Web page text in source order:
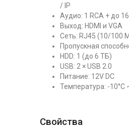
/ IP
Аудио: 1 RCA + до
Выход: HDMI и VGA
Сеть: RJ45 (10/100
Пропускная
HDD: 1 (до 6 ТБ)
USB: 2 × USB 2.0
Питание: 12V DC
Температура: -10°C
Свойства